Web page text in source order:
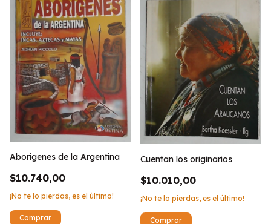
Aborigenes de la Argentina
$10.740,00
¡No te lo pierdas, es el último!
Cuentan los originarios
$10.010,00
¡No te lo pierdas, es el último!